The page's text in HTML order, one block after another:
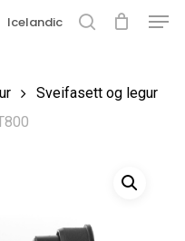
Loka
Icelandic
Sveifasett og legur